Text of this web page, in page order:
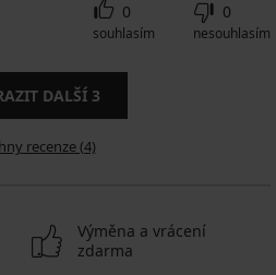
0
souhlasím
0
nesouhlasím
DALŠÍ 3
recenze (4)
Výměna a vrácení
zdarma